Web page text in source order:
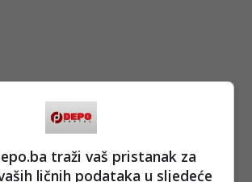
traži vaš pristanak za
ličnih podataka u sljedeće